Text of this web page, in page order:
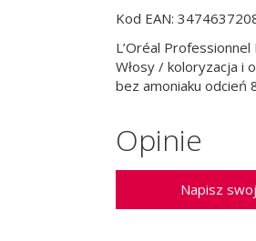
Kod EAN:
L’Oréal
Włosy / koloryzacja i
bez amoniaku odcień
Opinie
Napisz